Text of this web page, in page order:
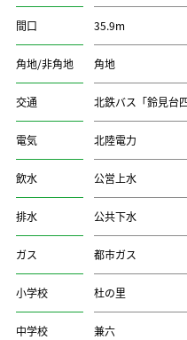
間口 35.9m
角地/非角地 角地
交通 北鉄バス「鈴見台
電気 北陸電力
飲水 公営上水
排水 公共下水
ガス 都市ガス
小学校 杜の里
中学校 兼六